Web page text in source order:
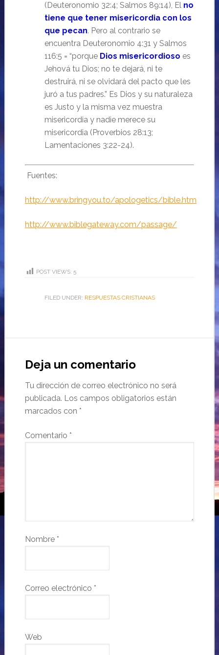
(Deuteronomio 32:4; Salmos 89:14), El no
tiene que tener misericordia con los
que pecan. Pero al contrario se
encuentra Deuteronomio 4:31 y Salmos
116:5 = “porque Dios misericordioso es
Jehová tu Dios; no te dejará, ni te
destruirá, ni se olvidará del pacto que les
juró a tus padres.” Es Dios y su naturaleza
es Justo y la misma vez muestra
misericordia y nadie merece su
misericordia (Proverbios 28:13;
Lamentaciones 3:22-24).
Fuentes:
http://www.bringyou.to/apologetics/bible.htm
http://www.biblegateway.com/passage/
POST VIEWS: 5
FILED UNDER: RESPUESTAS CRISTIANAS
Deja un comentario
Tu dirección de correo electrónico no será
publicada. Los campos obligatorios están
marcados con *
Comentario *
Nombre *
Correo electrónico *
Web